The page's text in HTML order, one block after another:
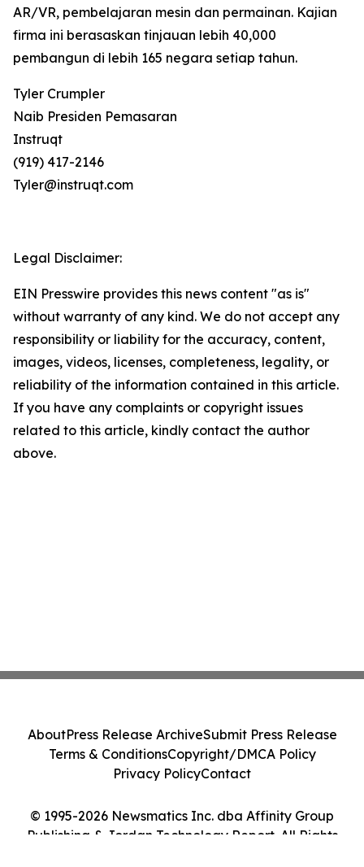
AR/VR, pembelajaran mesin dan permainan. Kajian
firma ini berasaskan tinjauan lebih 40,000
pembangun di lebih 165 negara setiap tahun.
Tyler Crumpler
Naib Presiden Pemasaran
Instruqt
(919) 417-2146
Tyler@instruqt.com
Legal Disclaimer:
EIN Presswire provides this news content "as is"
without warranty of any kind. We do not accept any
responsibility or liability for the accuracy, content,
images, videos, licenses, completeness, legality, or
reliability of the information contained in this article.
If you have any complaints or copyright issues
related to this article, kindly contact the author
above.
© 1995-2026 Newsmatics Inc. dba Affinity Group
Publishing & Jordan Technology Report. All Rights
AboutPress Release ArchiveSubmit Press Release
Terms & ConditionsCopyright/DMCA Policy
Privacy PolicyContact